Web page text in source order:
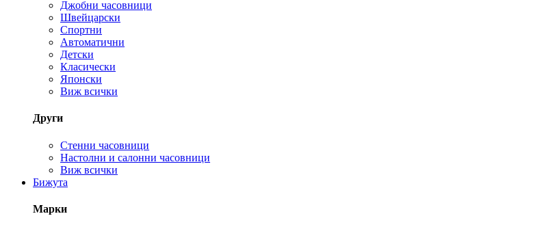
Джобни часовници
Швейцарски
Спортни
Автоматични
Детски
Класически
Японски
Виж всички
Други
Стенни часовници
Настолни и салонни часовници
Виж всички
Бижута
Марки